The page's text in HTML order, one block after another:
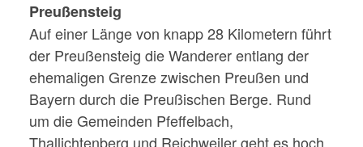
Preußensteig
Auf einer Länge von knapp 28 Kilometern führt
der Preußensteig die Wanderer entlang der
ehemaligen Grenze zwischen Preußen und
Bayern durch die Preußischen Berge. Rund
um die Gemeinden Pfeffelbach,
Thallichtenberg und Reichweiler geht es hoch